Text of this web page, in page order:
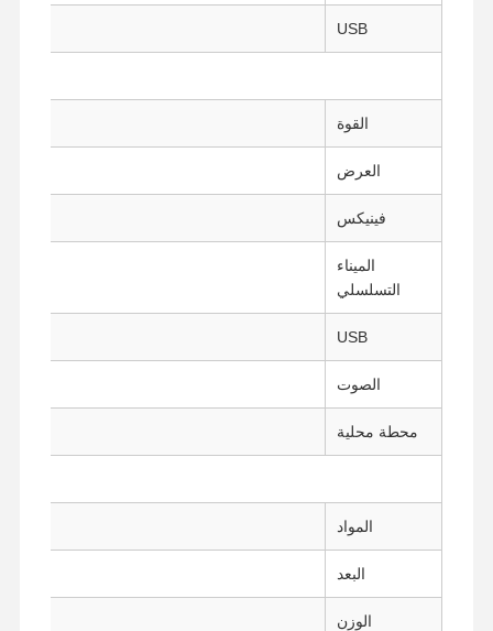
1U Rackmount PC
جهاز كمبيوتر صغير الحجم POE
USB
القوة
العرض
فينيكس
الميناء
التسلسلي
USB
الصوت
محطة محلية
المواد
البعد
الوزن